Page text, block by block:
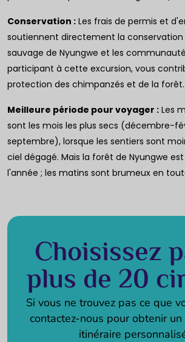
Conservation : Les frais de permis et
soutiennent directement la
sauvage de Nyungwe et les
participant à cette excursion, vous
protection des chimpanzés et de la forêt.
Meilleure période pour voyager : Les
sont les mois les plus secs (décembre-
septembre), lorsque les sentiers sont
ciel dégagé. Mais la forêt de Nyungwe
l'année ; les matins sont brumeux en
Choisissez
plus de 20
Si vous ne trouvez pas ce que
contactez-nous pour obtenir
itinéraire